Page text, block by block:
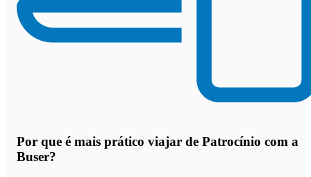
Por que é mais prático viajar de Patrocínio com a
Buser?